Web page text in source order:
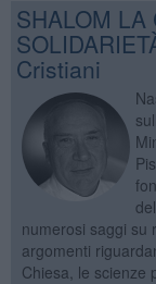
SHALOM LA
Cristiani
numerosi saggi su
argomenti
Chiesa, le scienze